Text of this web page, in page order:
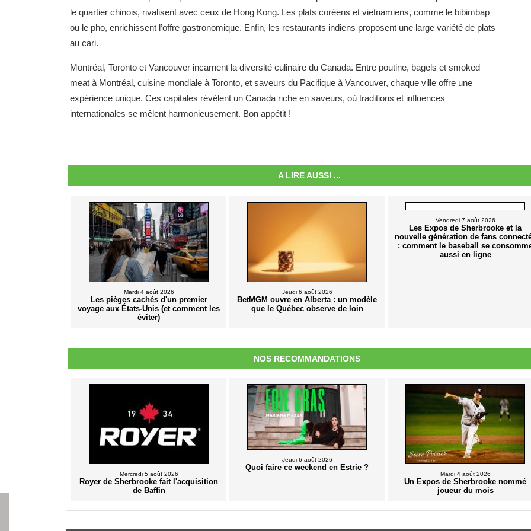
le quartier chinois, rivalisent avec ceux de Hong Kong. Les plats coréens et vietnamiens, comme le bibimbap
ou le pho, enrichissent l’offre gastronomique. Enfin, les restaurants indiens proposent une large variété de plats
au cari.
Montréal, Toronto et Vancouver incarnent la diversité culinaire du Canada. Entre poutine, bagels et smoked
meat à Montréal, cuisine mondiale à Toronto, et saveurs du Pacifique à Vancouver, chaque ville offre une
expérience unique. Ces capitales révèlent un Canada riche en saveurs, où traditions et influences
internationales se mêlent harmonieusement. Bon appétit !
A LIRE AUSSI ...
Mardi 4 août 2026
Les pièges cachés d'un premier
voyage aux États-Unis (et comment les
éviter)
Jeudi 6 août 2026
BetMGM ouvre en Alberta : un modèle
que le Québec observe de loin
Vendredi 7 août 2026
Les Expos de Sherbrooke et la
nouvelle génération de fans
: comment le baseball se
aussi en ligne
NOS RECOMMANDATIONS
Mercredi 5 août 2026
Royer de Sherbrooke fait l'acquisition
de Baffin
Jeudi 6 août 2026
Quoi faire ce weekend en Estrie ?
Mardi 4 août 2026
Un Expos de Sherbrooke nommé
joueur du mois